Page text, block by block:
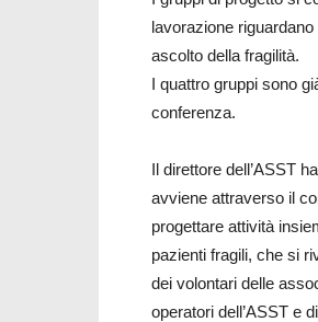
lavorazione
ascolto della fragilità.
I quattro gruppi sono
conferenza.
Il direttore dell’ASST
avviene attraverso il
progettare attività
pazienti fragili, che si
dei volontari delle
operatori dell’ASST e